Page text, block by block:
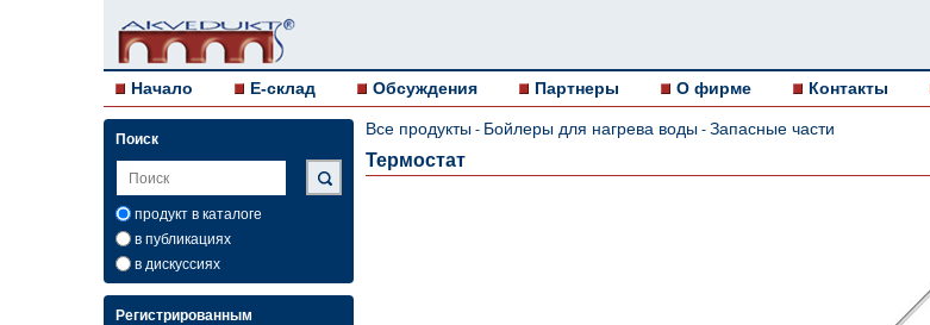
Начало E-склад Обсуждения Партнеры О фирме Контакты
Поиск
продукт в каталоге
в публикациях
в дискуссиях
Регистрированным
Все продукты - Бойлеры для нагрева воды - Запасные части
Термостат